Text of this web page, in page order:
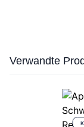
Press to skip
Verwandte